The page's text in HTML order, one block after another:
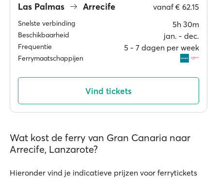
Las Palmas Arrecife vanaf€ 62.15
Snelste verbinding 5h 30m
Beschikbaarheid jan. ‐ dec.
Frequentie 5 ‐ 7 dagen per week
Ferrymaatschappijen
Vind tickets
Wat kost de ferry van Gran Canaria naar
Arrecife, Lanzarote?
Hieronder vind je indicatieve prijzen voor ferrytickets